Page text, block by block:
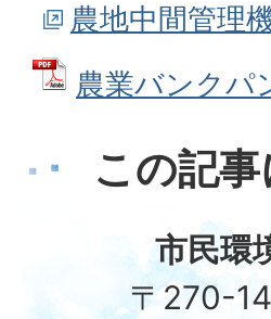
農地中間管理
農業バンクパ
この記
市民環
〒270-